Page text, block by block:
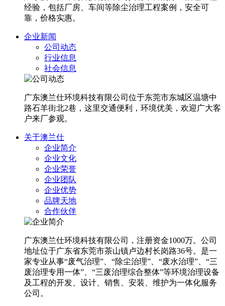
经验，包括厂房、车间等除尘治理工程案例，安全可
靠，价格实惠。
企业新闻
公司动态
行业信息
社会信息
广东澳兰仕环境科技有限公司位于东莞市东城区温塘中
路石羊街北2巷，这里交通便利，环境优美，欢迎广大客
户来厂参观。
关于澳兰仕
企业简介
企业文化
企业荣誉
企业团队
企业优势
品牌天地
合作伙伴
广东澳兰仕环境科技有限公司，注册资金1000万。公司
地址位于广东省东莞市茶山镇卢边村长岗路36号。是一
家专业从事“废气治理”、“除尘治理”、“废水治理”、“三
废治理专用一体”、“三废治理综合整体”等环境治理设备
及工程的开发、设计、销售、安装、维护为一体化服务
公司。